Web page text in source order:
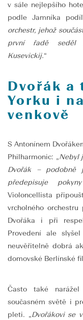
v sále nejlepšího
podle Jamníka
orchestr, jehož
první řadě seděl
Kusevickij.“
Dvořák a
Yorku i
venkově
S Antonínem
Philharmonic: „Nebyl
Dvořák – podobně
předepisuje
Violoncellista
vrcholného
Dvořáka i při
Provedení ale
neuvěřitelně dobrá
domovské Berlínské
Často také
současném světě i
pleti. „Dvořákovi se